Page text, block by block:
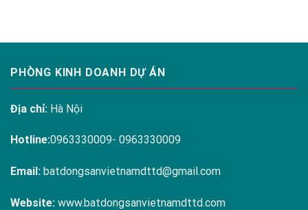
PHÒNG KINH DOANH DỰ ÁN
Địa chỉ: Hà Nội
Hotline:0963330009- 0963330009
Email: batdongsanvietnamdttd@gmail.com
Website: www.batdongsanvietnamdttd.com